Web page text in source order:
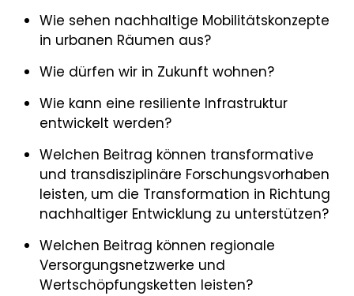
Wie sehen nachhaltige Mobilitätskonzepte
in urbanen Räumen aus?
Wie dürfen wir in Zukunft wohnen?
Wie kann eine resiliente Infrastruktur
entwickelt werden?
Welchen Beitrag können transformative
und transdisziplinäre Forschungsvorhaben
leisten, um die Transformation in Richtung
nachhaltiger Entwicklung zu unterstützen?
Welchen Beitrag können regionale
Versorgungsnetzwerke und
Wertschöpfungsketten leisten?